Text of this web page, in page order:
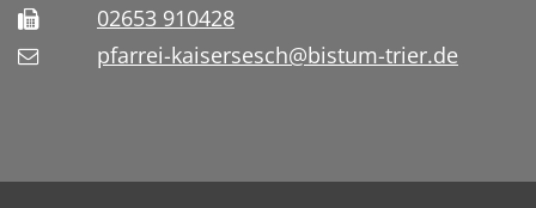
02653 910428
pfarrei-kaisersesch@bistum-trier.de